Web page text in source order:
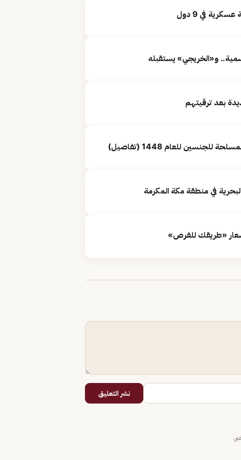
و«الخريجي» يستقبله
بعد ترقيتهم
للعام 1448 (تفاصيل)
في منطقة مكة المكرمة
«طريقك للفرص»
نشر التعليق